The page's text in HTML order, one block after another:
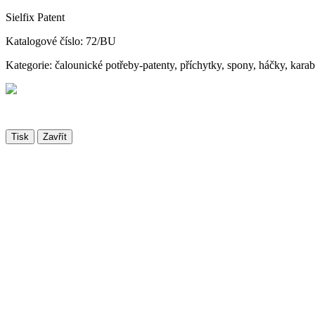
Sielfix Patent
Katalogové číslo: 72/BU
Kategorie: čalounické potřeby-patenty, příchytky, spony, háčky,